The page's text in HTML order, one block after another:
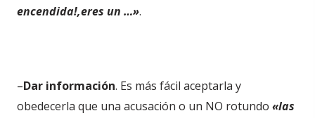
encendida!,eres un …».
–Dar información. Es más fácil aceptarla y
obedecerla que una acusación o un NO rotundo «las